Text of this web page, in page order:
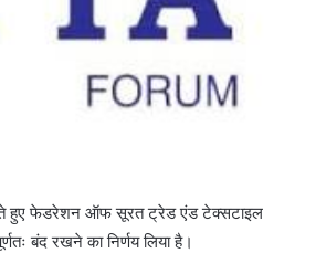
देखते हुए फेडरेशन ऑफ सूरत ट्रेड एंड टेक्सटाइल
बंद रखने का निर्णय लिया है।